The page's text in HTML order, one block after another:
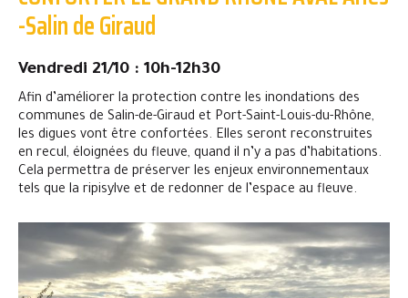
-Salin de Giraud
Vendredi 21/10 : 10h-12h30
Afin d’améliorer la protection contre les inondations des
communes de Salin-de-Giraud et Port-Saint-Louis-du-Rhône,
les digues vont être confortées. Elles seront reconstruites
en recul, éloignées du fleuve, quand il n’y a pas d’habitations.
Cela permettra de préserver les enjeux environnementaux
tels que la ripisylve et de redonner de l’espace au fleuve.